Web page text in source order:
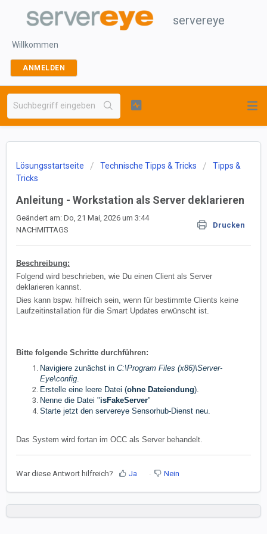
servereye
Willkommen
ANMELDEN
Lösungsstartseite Technische Tipps & Tricks
Tipps &
Tricks
Anleitung - Workstation als Server deklarieren
Drucken
Geändert am: Do, 21 Mai, 2026 um 3:44
NACHMITTAGS
Beschreibung:
Folgend wird beschrieben, wie Du einen Client als Server
deklarieren kannst.
Dies kann bspw. hilfreich sein, wenn für bestimmte Clients keine
Laufzeitinstallation für die Smart Updates erwünscht ist.
Bitte folgende Schritte durchführen:
Navigiere zunächst in C:\Program Files (x86)\Server-
Eye\config.
Erstelle eine leere Datei (ohne Dateiendung).
Nenne die Datei "isFakeServer"
Starte jetzt den servereye Sensorhub-Dienst neu.
Das System wird fortan im OCC als Server behandelt.
War diese Antwort hilfreich? Ja Nein